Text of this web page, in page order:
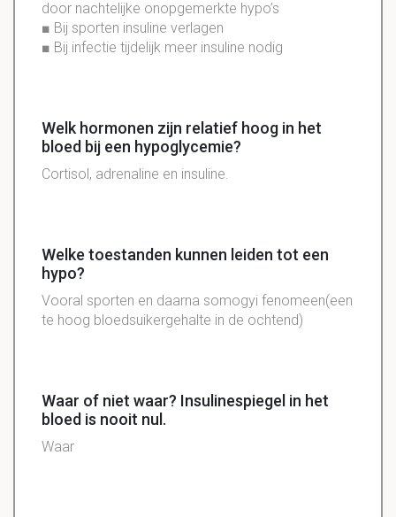
door nachtelijke onopgemerkte hypo’s
■ Bij sporten insuline verlagen
■ Bij infectie tijdelijk meer insuline nodig
Welk hormonen zijn relatief hoog in het
bloed bij een hypoglycemie?
Cortisol, adrenaline en insuline.
Welke toestanden kunnen leiden tot een
hypo?
Vooral sporten en daarna somogyi fenomeen(een
te hoog bloedsuikergehalte in de ochtend)
Waar of niet waar? Insulinespiegel in het
bloed is nooit nul.
Waar